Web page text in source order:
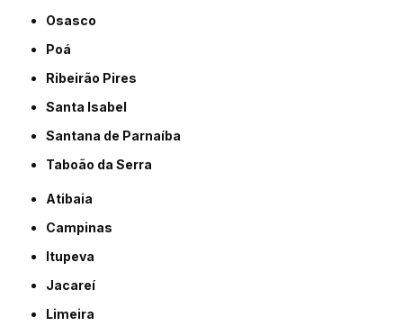
Osasco
Poá
Ribeirão Pires
Santa Isabel
Santana de Parnaíba
Taboão da Serra
Atibaia
Campinas
Itupeva
Jacareí
Limeira